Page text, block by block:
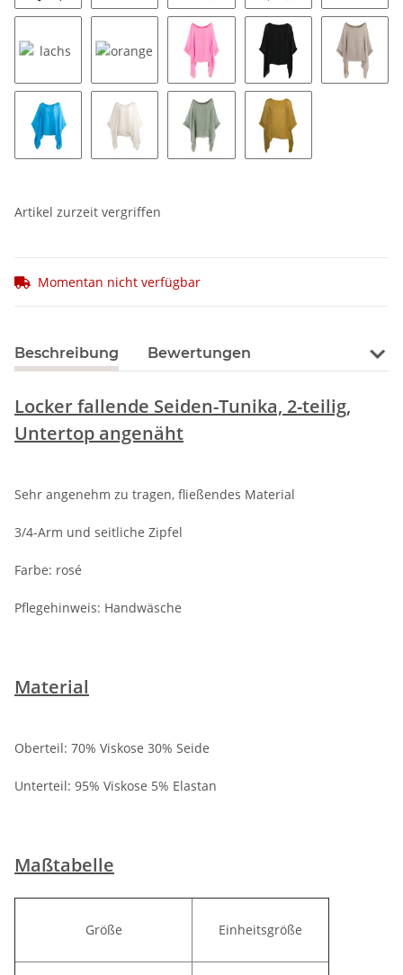
Artikel zurzeit vergriffen
Momentan nicht verfügbar
Beschreibung Bewertungen
Locker fallende Seiden-Tunika, 2-teilig,
Untertop angenäht
Sehr angenehm zu tragen, fließendes Material
3/4-Arm und seitliche Zipfel
Farbe: rosé
Pflegehinweis: Handwäsche
Material
Oberteil: 70% Viskose 30% Seide
Unterteil: 95% Viskose 5% Elastan
Maßtabelle
Größe Einheitsgröße